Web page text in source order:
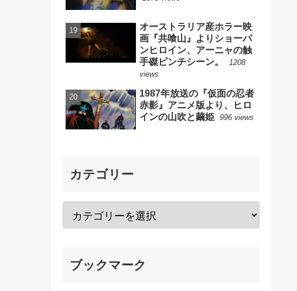
オーストラリア産ホラー映
画『共喰山』よりショーパ
ンヒロイン、アーニャの触
手磔ピンチシーン。
1208
views
1987年放送の『仮面の忍者
赤影』アニメ版より、ヒロ
インの山吹と繭姫 996 views
カテゴリー
ブックマーク